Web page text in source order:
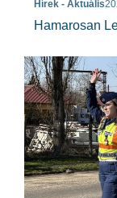
Hírek - Aktuális
Hamarosan